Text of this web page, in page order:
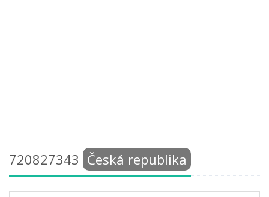
720827343 Česká republika